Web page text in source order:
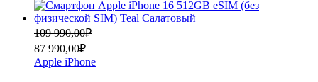
109 990,00₽
Первоначальная
цена
составляла
109
87 990,00₽
Текущая
цена:
87
990,00₽.
Apple iPhone